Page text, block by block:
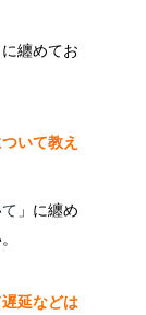
に纏めてお
いて教え
」に纏め
延などは